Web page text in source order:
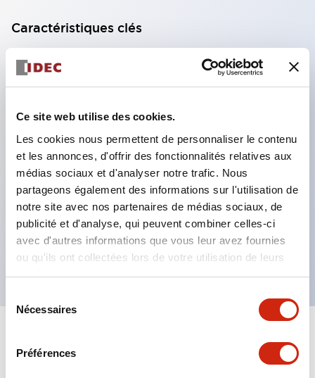
Ce site web utilise des cookies.
Les cookies nous permettent de personnaliser le contenu
et les annonces, d'offrir des fonctionnalités relatives aux
médias sociaux et d'analyser notre trafic. Nous
partageons également des informations sur l'utilisation de
notre site avec nos partenaires de médias sociaux, de
publicité et d'analyse, qui peuvent combiner celles-ci
avec d'autres informations que vous leur avez fournies
ou qu'ils ont collectées lors de votre utilisation de leurs
services.
Nécessaires
Préférences
Caractéristiques clés
Bloc de contact à 2 étages avec 2 contacts,
permettant une configuration à 4 contacts
contact à 11 étages), 59,9 mm (*bloc de contact à
22 étages). Conception peu encombrante
possible.
Structure de sécurité de 3e génération :
déclenchement à 2 actions, garde intégrée,
structure de protection des doigts IP20.
Tout développer+